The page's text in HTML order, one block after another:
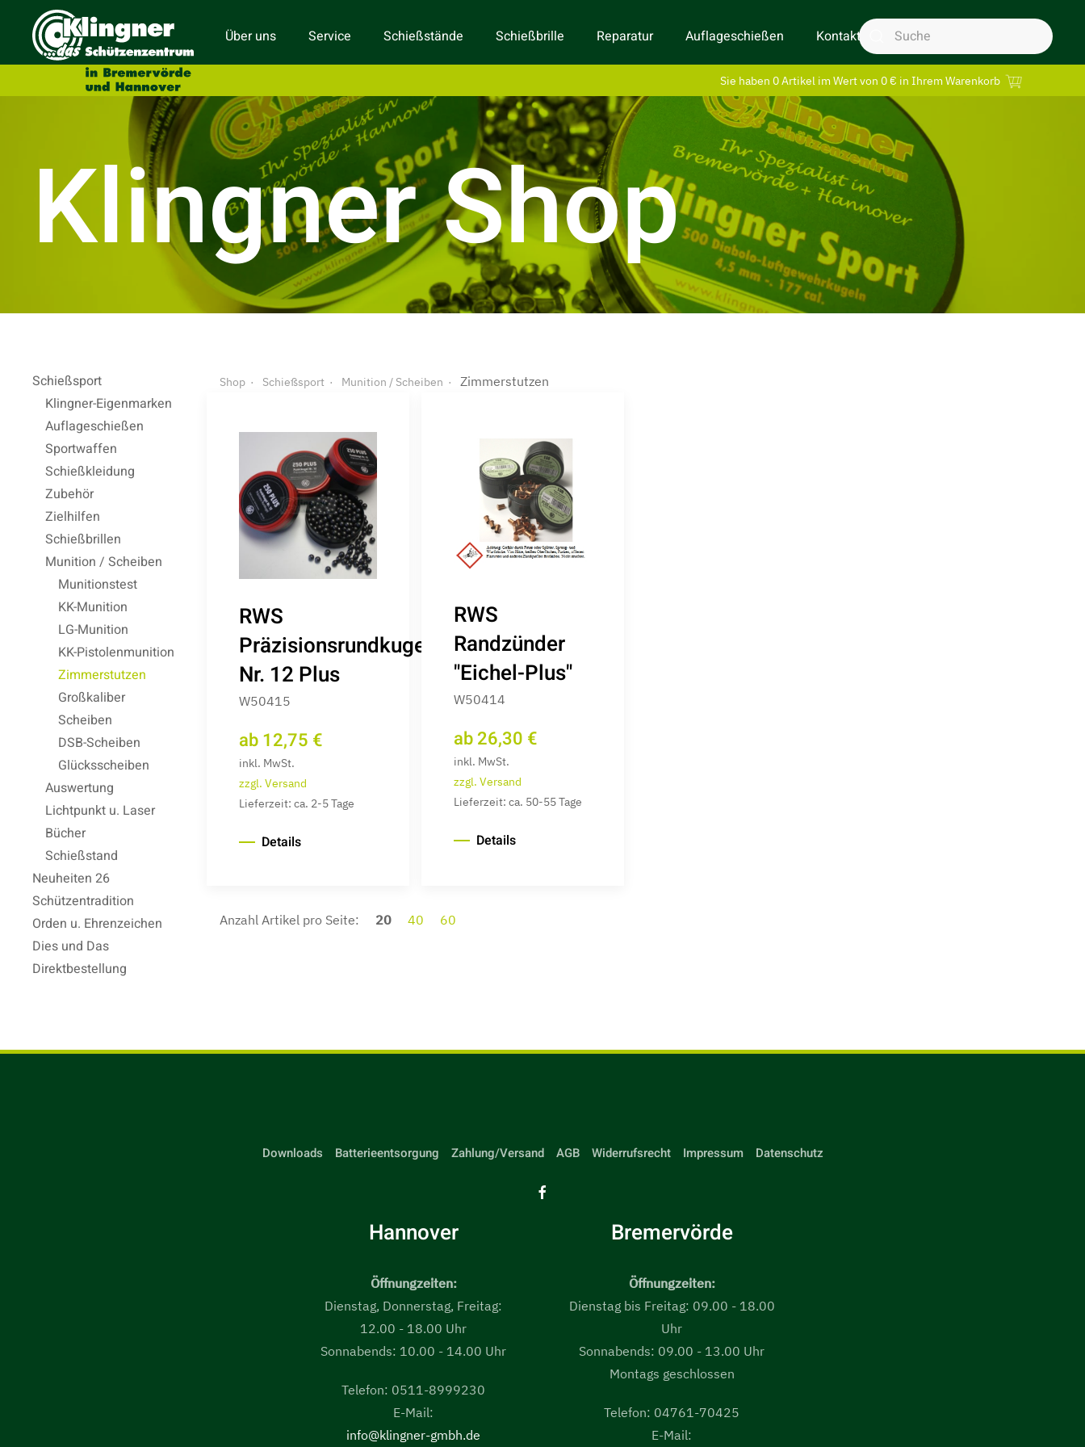
Über uns Service Schießstände Schießbrille Reparatur Auflageschießen Kontakt
Sie haben 0 Artikel im Wert von 0 € in Ihrem Warenkorb
Klingner Shop
Schießsport
Klingner-Eigenmarken
Auflageschießen
Sportwaffen
Schießkleidung
Zubehör
Zielhilfen
Schießbrillen
Munition / Scheiben
Munitionstest
KK-Munition
LG-Munition
KK-Pistolenmunition
Zimmerstutzen
Großkaliber
Scheiben
DSB-Scheiben
Glücksscheiben
Auswertung
Lichtpunkt u. Laser
Bücher
Schießstand
Neuheiten 26
Schützentradition
Orden u. Ehrenzeichen
Dies und Das
Direktbestellung
Shop Schießsport Munition / Scheiben Zimmerstutzen
RWS
Präzisionsrundkugel
Nr. 12 Plus
W50415
ab 12,75 €
inkl. MwSt.
zzgl. Versand
Lieferzeit: ca. 2-5 Tage
Details
RWS
Randzünder
"Eichel-Plus"
W50414
ab 26,30 €
inkl. MwSt.
zzgl. Versand
Lieferzeit: ca. 50-55 Tage
Details
Anzahl Artikel pro Seite: 20 40 60
Downloads Batterieentsorgung Zahlung/Versand AGB Widerrufsrecht Impressum Datenschutz
Hannover
Öffnungzeiten:
Dienstag, Donnerstag, Freitag:
12.00 - 18.00 Uhr
Sonnabends: 10.00 - 14.00 Uhr
Telefon: 0511-8999230
E-Mail:
info@klingner-gmbh.de
Bremervörde
Öffnungzeiten:
Dienstag bis Freitag: 09.00 - 18.00
Uhr
Sonnabends: 09.00 - 13.00 Uhr
Montags geschlossen
Telefon: 04761-70425
E-Mail: